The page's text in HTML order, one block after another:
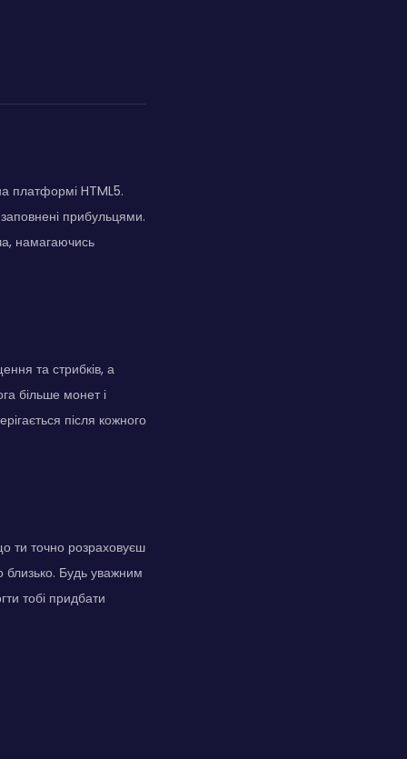
платформі HTML5.
прибульцями.
намагаючись
та стрибків, а
більше монет і
після кожного
ти точно розраховуєш
близько. Будь уважним
тобі придбати